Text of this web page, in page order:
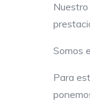
Somos
Para